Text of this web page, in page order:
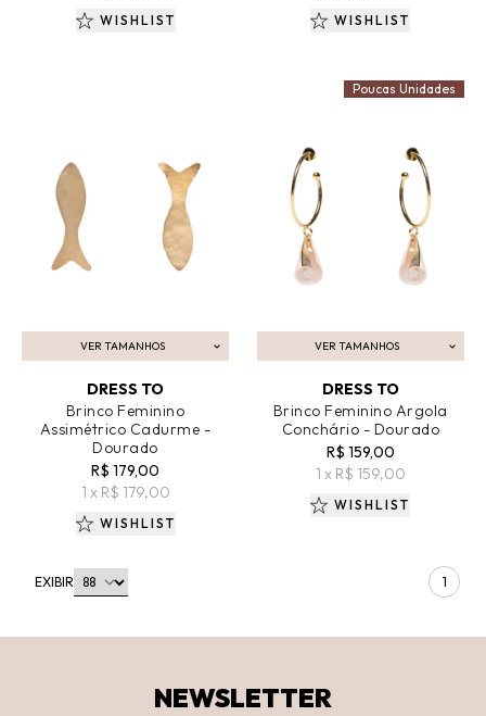
WISHLIST WISHLIST
VER TAMANHOS
ADICIONAR AO CARRINHO
DRESS TO
Brinco Feminino
Assimétrico Cadurme -
Dourado
R$ 179,00
1 x R$ 179,00
WISHLIST
VER TAMANHOS
ADICIONAR AO CARRINHO
DRESS TO
Brinco Feminino Argola
Conchário - Dourado
R$ 159,00
1 x R$ 159,00
Poucas Unidades
WISHLIST
EXIBIR 1
NEWSLETTER